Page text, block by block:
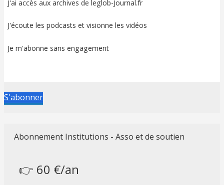
J'ai accès aux archives de leglob-Journal.fr
J'écoute les podcasts et visionne les vidéos
Je m'abonne sans engagement
S'abonner
Abonnement Institutions - Asso et de soutien
👉 60 €/an